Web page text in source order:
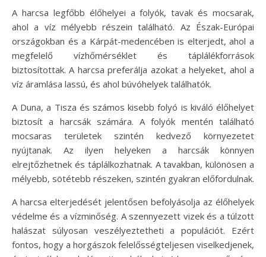
A harcsa legfőbb élőhelyei a folyók, tavak és mocsarak,
ahol a víz mélyebb részein található. Az Észak-Európai
országokban és a Kárpát-medencében is elterjedt, ahol a
megfelelő vízhőmérséklet és táplálékforrások
biztosítottak. A harcsa preferálja azokat a helyeket, ahol a
víz áramlása lassú, és ahol búvóhelyek találhatók.
A Duna, a Tisza és számos kisebb folyó is kiváló élőhelyet
biztosít a harcsák számára. A folyók mentén található
mocsaras területek szintén kedvező környezetet
nyújtanak. Az ilyen helyeken a harcsák könnyen
elrejtőzhetnek és táplálkozhatnak. A tavakban, különösen a
mélyebb, sötétebb részeken, szintén gyakran előfordulnak.
A harcsa elterjedését jelentősen befolyásolja az élőhelyek
védelme és a vízminőség. A szennyezett vizek és a túlzott
halászat súlyosan veszélyeztetheti a populációt. Ezért
fontos, hogy a horgászok felelősségteljesen viselkedjenek,